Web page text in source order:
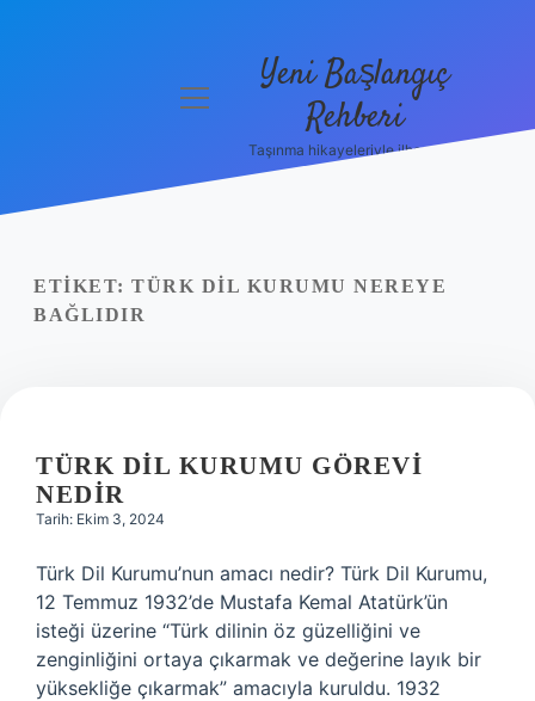
Politikası
Yasal Uyarı
menüyü
Yeni Başlangıç
Rehberi
Taşınma hikayeleriyle ilham bul!
ETIKET: TÜRK DIL KURUMU NEREYE
BAĞLIDIR
TÜRK DIL KURUMU GÖREVI
NEDIR
Tarih: Ekim 3, 2024
Türk Dil Kurumu’nun amacı nedir? Türk Dil Kurumu,
12 Temmuz 1932’de Mustafa Kemal Atatürk’ün
isteği üzerine “Türk dilinin öz güzelliğini ve
zenginliğini ortaya çıkarmak ve değerine layık bir
yüksekliğe çıkarmak” amacıyla kuruldu. 1932